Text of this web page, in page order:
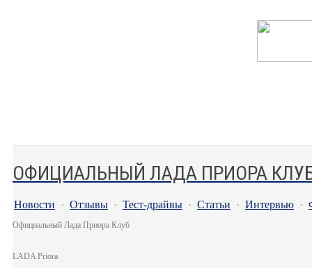
ОФИЦИАЛЬНЫЙ ЛАДА ПРИОРА
Новости · Отзывы · Тест-драйвы · Статьи · Интервью ·
Официальный Лада Приора Клуб
LADA Priora